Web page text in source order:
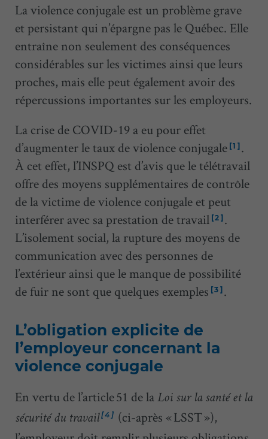
La violence conjugale est un problème grave
et persistant qui n’épargne pas le Québec. Elle
entraîne non seulement des conséquences
considérables sur les victimes ainsi que leurs
proches, mais elle peut également avoir des
répercussions importantes sur les employeurs.
La crise de COVID-19 a eu pour effet
d’augmenter le taux de violence conjugale [1] .
À cet effet, l’INSPQ est d’avis que le télétravail
offre des moyens supplémentaires de contrôle
de la victime de violence conjugale et peut
interférer avec sa prestation de travail [2] .
L’isolement social, la rupture des moyens de
communication avec des personnes de
l’extérieur ainsi que le manque de possibilité
de fuir ne sont que quelques exemples [3] .
L’obligation explicite de
l’employeur concernant la
violence conjugale
En vertu de l’article 51 de la Loi sur la santé et la
sécurité du travail [4] (ci-après « LSST »),